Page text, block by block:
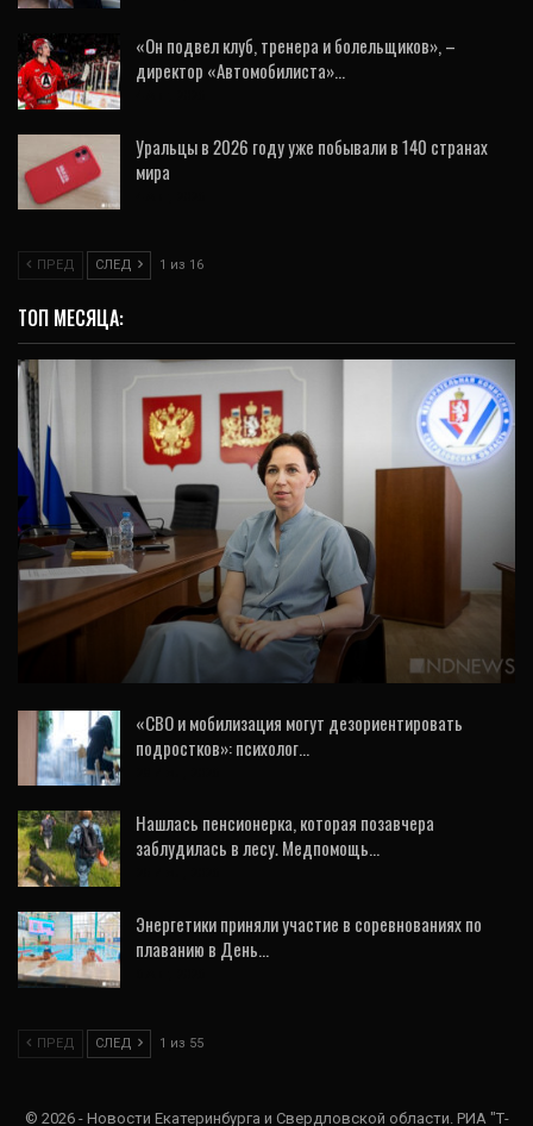
«Он подвел клуб, тренера и болельщиков», –
директор «Автомобилиста»…
Уральцы в 2026 году уже побывали в 140 странах
мира
ПРЕД СЛЕД 1 из 16
ТОП МЕСЯЦА:
ИНТЕРВЬЮ
Можно ли испортить электронный
бюллетень и как наблюдать за ДЭГ.
Интервью с главой…
«СВО и мобилизация могут дезориентировать
подростков»: психолог…
Нашлась пенсионерка, которая позавчера
заблудилась в лесу. Медпомощь…
Энергетики приняли участие в соревнованиях по
плаванию в День…
ПРЕД СЛЕД 1 из 55
© 2026 - Новости Екатеринбурга и Свердловской области. РИА "Т-